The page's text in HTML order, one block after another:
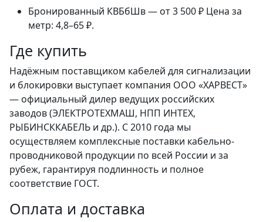
Бронированный КВБбШв — от 3 500 ₽ Цена за
метр: 4,8–65 ₽.
Где купить
Надёжным поставщиком кабелей для сигнализации
и блокировки выступает компания ООО «ХАРВЕСТ»
— официальный дилер ведущих российских
заводов (ЭЛЕКТРОТЕХМАШ, НПП ИНТЕХ,
РЫБИНСККАБЕЛЬ и др.). С 2010 года мы
осуществляем комплексные поставки кабельно-
проводниковой продукции по всей России и за
рубеж, гарантируя подлинность и полное
соответствие ГОСТ.
Оплата и доставка